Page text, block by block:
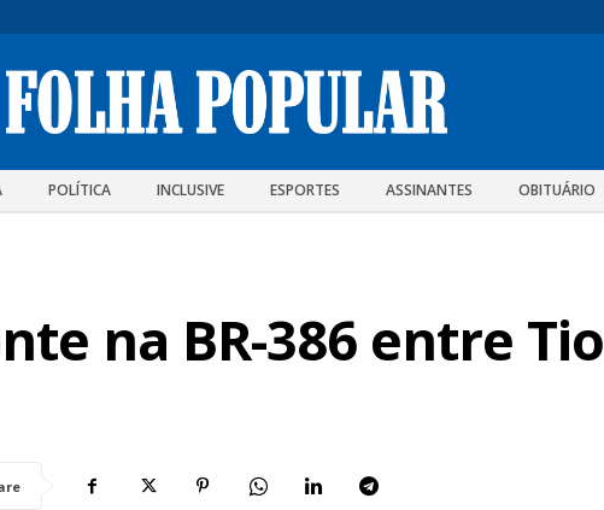
POLÍTICA INCLUSIVE ESPORTES ASSINANTES OBITUÁRIO
na BR-386 entre Tio